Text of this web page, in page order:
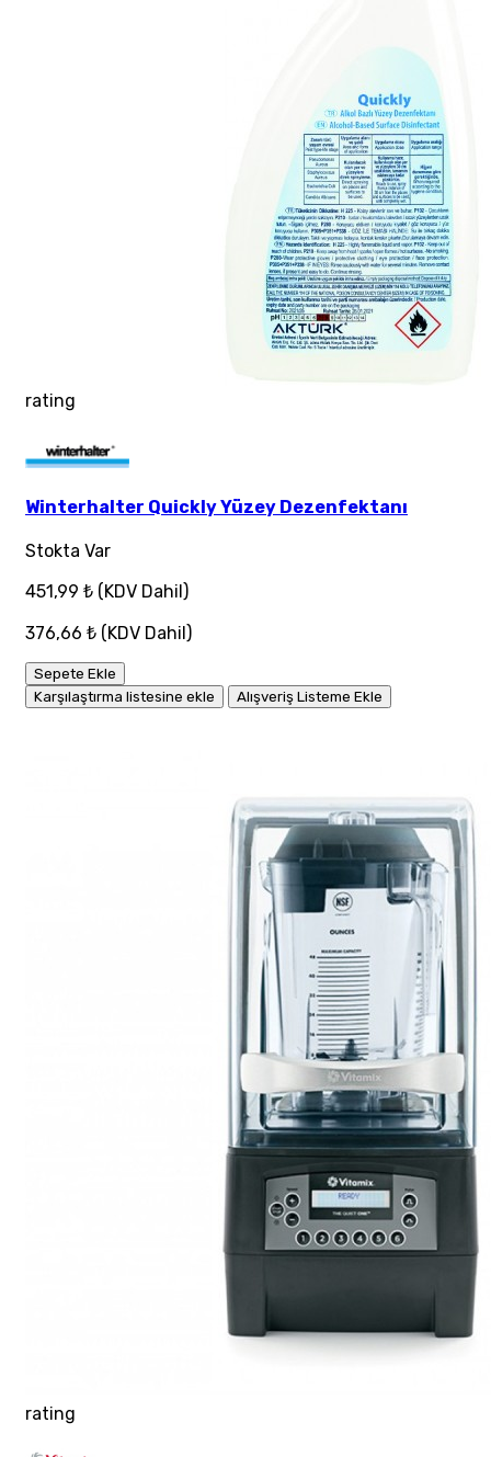
rating
Winterhalter Quickly Yüzey Dezenfektanı
Stokta Var
451,99 ₺ (KDV Dahil)
376,66 ₺ (KDV Dahil)
Sepete Ekle
Karşılaştırma listesine ekle
Alışveriş Listeme Ekle
rating